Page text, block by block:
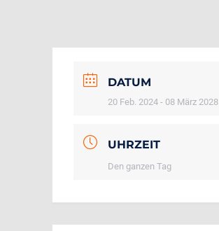
DATUM
20 Feb. 2024 - 08 März 2028
UHRZEIT
Den ganzen Tag